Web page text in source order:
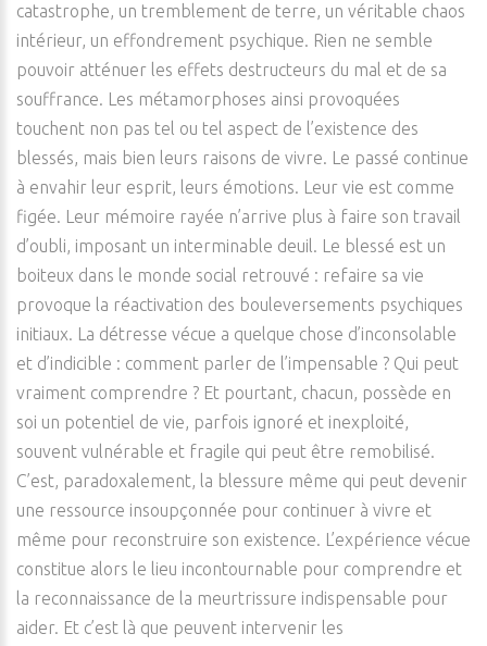
catastrophe, un tremblement de terre, un véritable chaos
intérieur, un effondrement psychique. Rien ne semble
pouvoir atténuer les effets destructeurs du mal et de sa
souffrance. Les métamorphoses ainsi provoquées
touchent non pas tel ou tel aspect de l’existence des
blessés, mais bien leurs raisons de vivre. Le passé continue
à envahir leur esprit, leurs émotions. Leur vie est comme
figée. Leur mémoire rayée n’arrive plus à faire son travail
d’oubli, imposant un interminable deuil. Le blessé est un
boiteux dans le monde social retrouvé : refaire sa vie
provoque la réactivation des bouleversements psychiques
initiaux. La détresse vécue a quelque chose d’inconsolable
et d’indicible : comment parler de l’impensable ? Qui peut
vraiment comprendre ? Et pourtant, chacun, possède en
soi un potentiel de vie, parfois ignoré et inexploité,
souvent vulnérable et fragile qui peut être remobilisé.
C’est, paradoxalement, la blessure même qui peut devenir
une ressource insoupçonnée pour continuer à vivre et
même pour reconstruire son existence. L’expérience vécue
constitue alors le lieu incontournable pour comprendre et
la reconnaissance de la meurtrissure indispensable pour
aider. Et c’est là que peuvent intervenir les